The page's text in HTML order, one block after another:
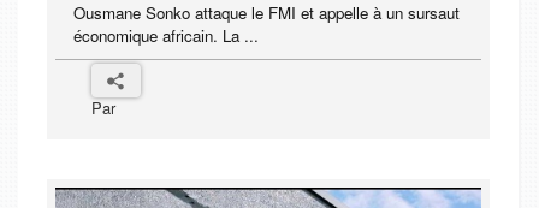
Ousmane Sonko attaque le FMI et appelle à un sursaut
économique africain. La ...
Par